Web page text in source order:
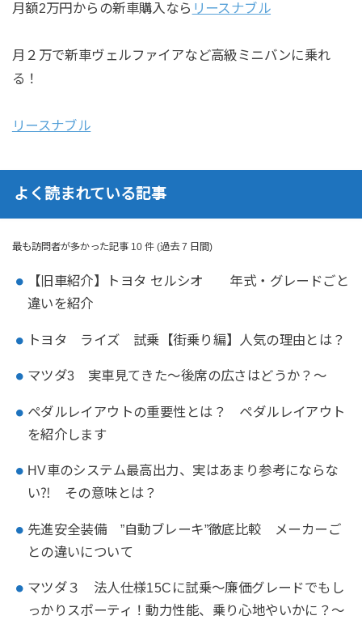
月額2万円からの新車購入なら リースナブル
月２万で新車ヴェルファイアなど高級ミニバンに乗れ
る！
リースナブル
よく読まれている記事
最も訪問者が多かった記事 10 件 (過去 7 日間)
【旧車紹介】トヨタ セルシオ 年式・グレードごと
違いを紹介
トヨタ ライズ 試乗【街乗り編】人気の理由とは？
マツダ3 実車見てきた～後席の広さはどうか？～
ペダルレイアウトの重要性とは？ ペダルレイアウト
を紹介します
HV車のシステム最高出力、実はあまり参考にならな
い⁈ その意味とは？
先進安全装備 ”自動ブレーキ”徹底比較 メーカーご
との違いについて
マツダ３ 法人仕様15Cに試乗～廉価グレードでもし
っかりスポーティ！動力性能、乗り心地やいかに？～